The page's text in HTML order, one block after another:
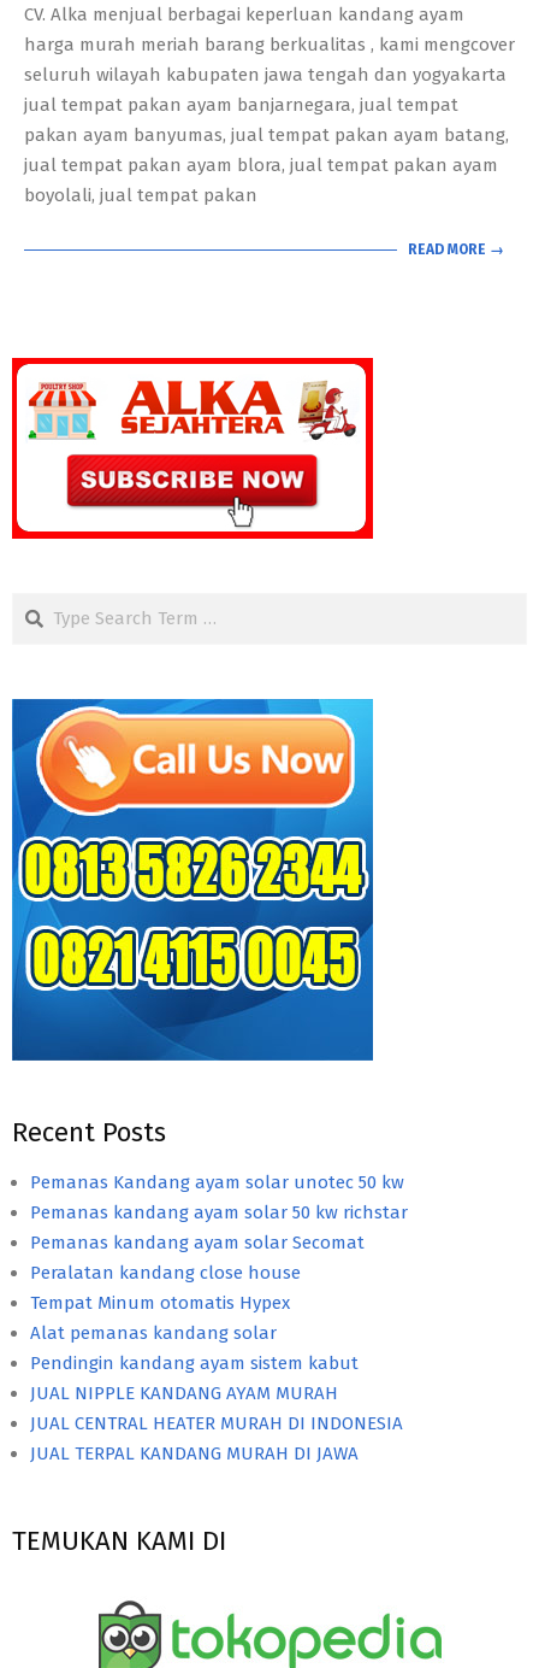
21
CV. Alka menjual berbagai keperluan kandang ayam
harga murah meriah barang berkualitas , kami mengcover
seluruh wilayah kabupaten jawa tengah dan yogyakarta
jual tempat pakan ayam banjarnegara, jual tempat
pakan ayam banyumas, jual tempat pakan ayam batang,
jual tempat pakan ayam blora, jual tempat pakan ayam
boyolali, jual tempat pakan
READ MORE →
Search
Recent Posts
Pemanas Kandang ayam solar unotec 50 kw
Pemanas kandang ayam solar 50 kw richstar
Pemanas kandang ayam solar Secomat
Peralatan kandang close house
Tempat Minum otomatis Hypex
Alat pemanas kandang solar
Pendingin kandang ayam sistem kabut
JUAL NIPPLE KANDANG AYAM MURAH
JUAL CENTRAL HEATER MURAH DI INDONESIA
JUAL TERPAL KANDANG MURAH DI JAWA
TEMUKAN KAMI DI